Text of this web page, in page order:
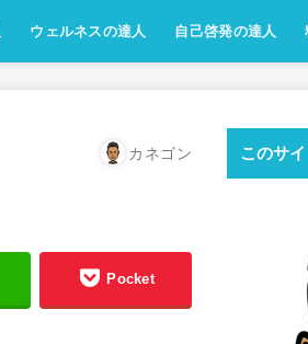
ウェルネスの達人 自己啓発の達人
カネゴン
Pocket
このサ